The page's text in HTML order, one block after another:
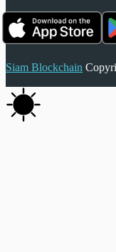
Siam Blockchain